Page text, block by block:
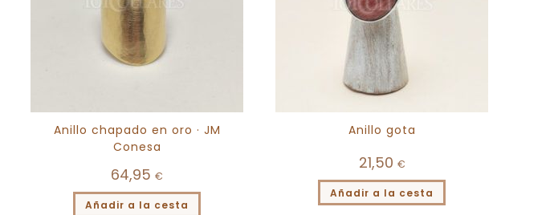
Anillo chapado en oro · JM
Conesa
64,95 €
Añadir a la cesta
Anillo gota
21,50 €
Añadir a la cesta